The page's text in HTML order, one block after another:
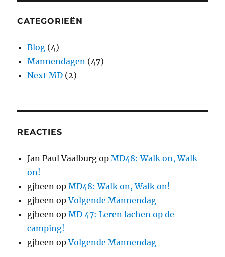
CATEGORIEËN
Blog (4)
Mannendagen (47)
Next MD (2)
REACTIES
Jan Paul Vaalburg opMD48: Walk on, Walk
on!
gjbeen opMD48: Walk on, Walk on!
gjbeen opVolgende Mannendag
gjbeen opMD 47: Leren lachen op de
camping!
gjbeen opVolgende Mannendag